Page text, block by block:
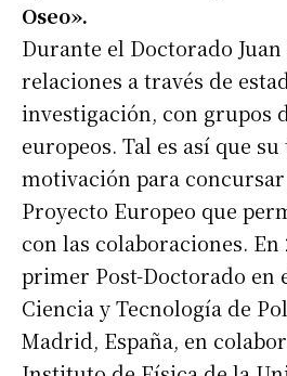
Oseo».
Durante el Doctorado
relaciones a través de
investigación, con grupos
europeos. Tal es así que
motivación para
Proyecto Europeo que
con las colaboraciones. En
primer Post-Doctorado en
Ciencia y Tecnología de
Madrid, España, en